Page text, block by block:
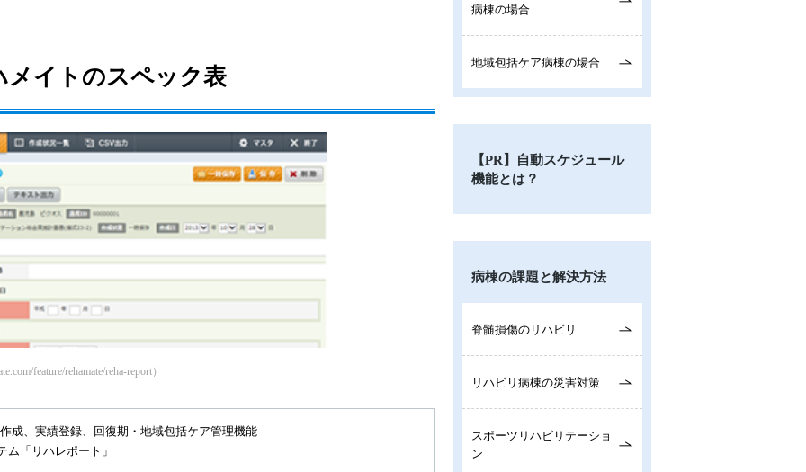
メイトのスペック表
feature/rehamate/reha-report）
成、実績登録、回復期・地域包括ケア管理機能
ム「リハレポート」
病棟の場合
地域包括ケア病棟の場合
【PR】自動スケジュール
機能とは？
病棟の課題と解決方法
脊髄損傷のリハビリ
リハビリ病棟の災害対策
スポーツリハビリテーショ
ン